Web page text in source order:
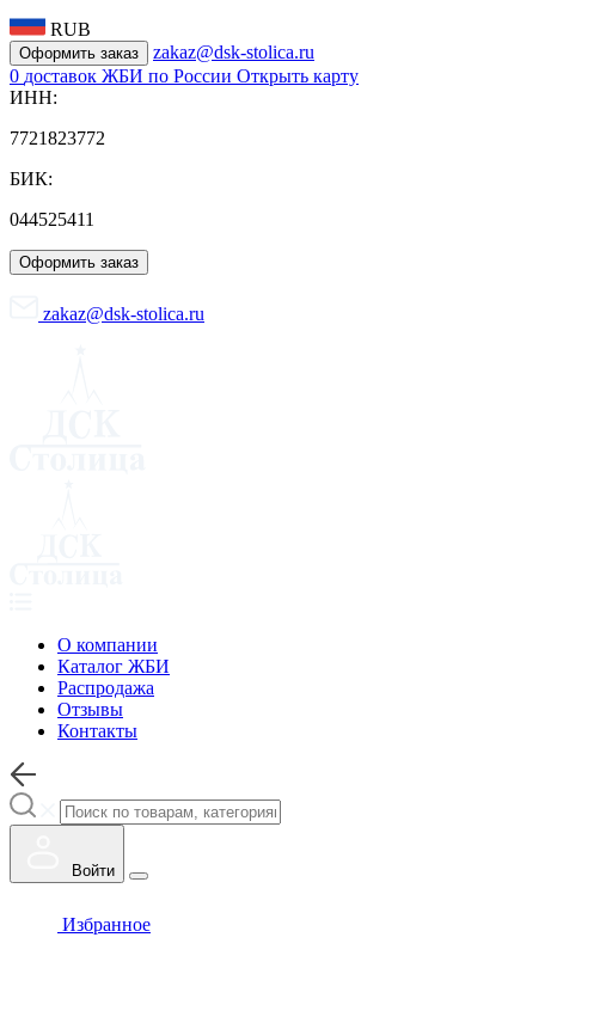
RUB
Оформить заказ
zakaz@dsk-stolica.ru
0 доставок ЖБИ по России Открыть карту
ИНН:
7721823772
БИК:
044525411
Оформить заказ
zakaz@dsk-stolica.ru
О компании
Каталог ЖБИ
Распродажа
Отзывы
Контакты
Войти
Избранное